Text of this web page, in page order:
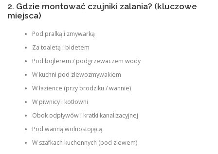
2. Gdzie montować czujniki zalania? (kluczowe
miejsca)
Pod pralką i zmywarką
Za toaletą i bidetem
Pod bojlerem / podgrzewaczem wody
W kuchni pod zlewozmywakiem
W łazience (przy brodziku / wannie)
W piwnicy i kotłowni
Obok odpływów i kratki kanalizacyjnej
Pod wanną wolnostojącą
W szafkach kuchennych (pod zlewem)